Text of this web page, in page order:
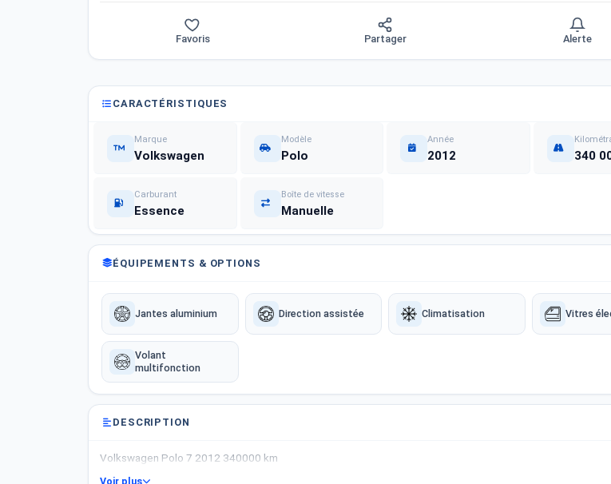
Favoris Partager Alerte
CARACTÉRISTIQUES
Marque
Volkswagen
Modèle
Polo
Année
2012 340
Carburant
Essence
Boîte de vitesse
Manuelle
ÉQUIPEMENTS & OPTIONS
Jantes aluminium Direction assistée Climatisation Vitres
Volant
multifonction
DESCRIPTION
Volkswagen Polo 7 2012 340000 km
Voir plus